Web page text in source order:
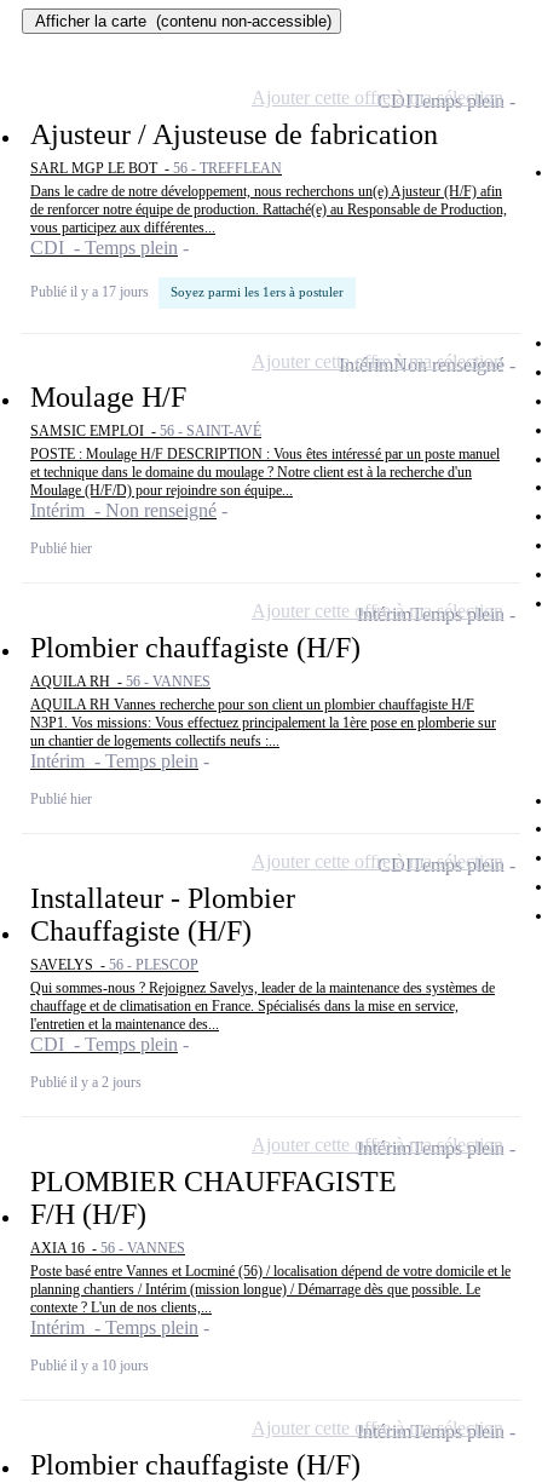
Afficher la carte (contenu non-accessible)
Ajusteur / Ajusteuse de fabrication
SARL MGP LE BOT - 56 - TREFFLEAN
Dans le cadre de notre développement, nous recherchons un(e) Ajusteur (H/F) afin
de renforcer notre équipe de production. Rattaché(e) au Responsable de Production,
vous participez aux différentes...
CDI - Temps plein
Publié il y a 17 jours Soyez parmi les 1ers à postuler
CDITemps plein
Ajouter cette offre à ma sélection
Moulage H/F
SAMSIC EMPLOI - 56 - SAINT-AVÉ
POSTE : Moulage H/F DESCRIPTION : Vous êtes intéressé par un poste manuel
et technique dans le domaine du moulage ? Notre client est à la recherche d'un
Moulage (H/F/D) pour rejoindre son équipe...
Intérim - Non renseigné
Publié hier
IntérimNon renseigné
Ajouter cette offre à ma sélection
Plombier chauffagiste (H/F)
AQUILA RH - 56 - VANNES
AQUILA RH Vannes recherche pour son client un plombier chauffagiste H/F
N3P1. Vos missions: Vous effectuez principalement la 1ère pose en plomberie sur
un chantier de logements collectifs neufs :...
Intérim - Temps plein
Publié hier
IntérimTemps plein
Ajouter cette offre à ma sélection
Installateur - Plombier
Chauffagiste (H/F)
SAVELYS - 56 - PLESCOP
Qui sommes-nous ? Rejoignez Savelys, leader de la maintenance des systèmes de
chauffage et de climatisation en France. Spécialisés dans la mise en service,
l'entretien et la maintenance des...
CDI - Temps plein
Publié il y a 2 jours
CDITemps plein
Ajouter cette offre à ma sélection
PLOMBIER CHAUFFAGISTE
F/H (H/F)
AXIA 16 - 56 - VANNES
Poste basé entre Vannes et Locminé (56) / localisation dépend de votre domicile et le
planning chantiers / Intérim (mission longue) / Démarrage dès que possible. Le
contexte ? L'un de nos clients,...
Intérim - Temps plein
Publié il y a 10 jours
IntérimTemps plein
Ajouter cette offre à ma sélection
Plombier chauffagiste (H/F)
IntérimTemps plein
Ajouter cette offre à ma sélection